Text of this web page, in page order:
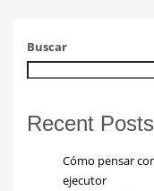
Buscar
Recent Posts
Cómo pensar
ejecutor